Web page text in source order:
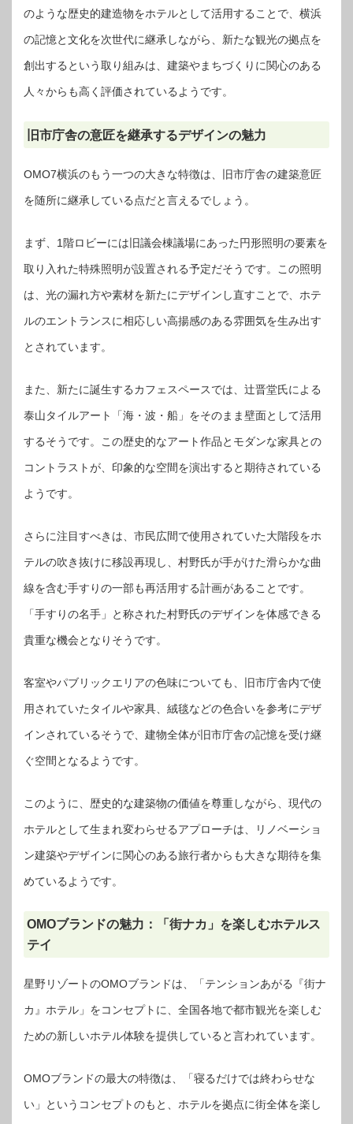
のような歴史的建造物をホテルとして活用することで、横浜
の記憶と文化を次世代に継承しながら、新たな観光の拠点を
創出するという取り組みは、建築やまちづくりに関心のある
人々からも高く評価されているようです。
旧市庁舎の意匠を継承するデザインの魅力
OMO7横浜のもう一つの大きな特徴は、旧市庁舎の建築意匠
を随所に継承している点だと言えるでしょう。
まず、1階ロビーには旧議会棟議場にあった円形照明の要素を
取り入れた特殊照明が設置される予定だそうです。この照明
は、光の漏れ方や素材を新たにデザインし直すことで、ホテ
ルのエントランスに相応しい高揚感のある雰囲気を生み出す
とされています。
また、新たに誕生するカフェスペースでは、辻晋堂氏による
泰山タイルアート「海・波・船」をそのまま壁面として活用
するそうです。この歴史的なアート作品とモダンな家具との
コントラストが、印象的な空間を演出すると期待されている
ようです。
さらに注目すべきは、市民広間で使用されていた大階段をホ
テルの吹き抜けに移設再現し、村野氏が手がけた滑らかな曲
線を含む手すりの一部も再活用する計画があることです。
「手すりの名手」と称された村野氏のデザインを体感できる
貴重な機会となりそうです。
客室やパブリックエリアの色味についても、旧市庁舎内で使
用されていたタイルや家具、絨毯などの色合いを参考にデザ
インされているそうで、建物全体が旧市庁舎の記憶を受け継
ぐ空間となるようです。
このように、歴史的な建築物の価値を尊重しながら、現代の
ホテルとして生まれ変わらせるアプローチは、リノベーショ
ン建築やデザインに関心のある旅行者からも大きな期待を集
めているようです。
OMOブランドの魅力：「街ナカ」を楽しむホテルス
テイ
星野リゾートのOMOブランドは、「テンションあがる『街ナ
カ』ホテル」をコンセプトに、全国各地で都市観光を楽しむ
ための新しいホテル体験を提供していると言われています。
OMOブランドの最大の特徴は、「寝るだけでは終わらせな
い」というコンセプトのもと、ホテルを拠点に街全体を楽し